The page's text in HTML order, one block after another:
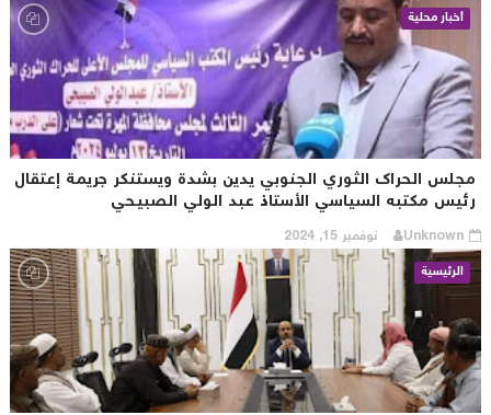
أخبار محلية
الحراك الثوري الجنوبي يدين بشدة ويستنكر جريمة إعتقال
مكتبه السياسي الأستاذ عبد الولي الصبيحي
Unknown
نوفمبر 15, 2024
الرئيسية